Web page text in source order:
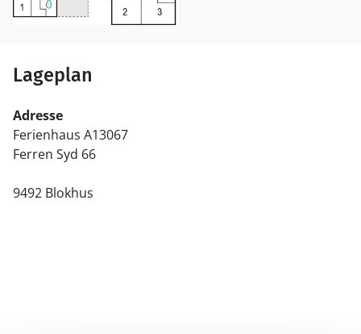
Lageplan
Adresse
Ferienhaus A13067
Ferren Syd 66
9492 Blokhus